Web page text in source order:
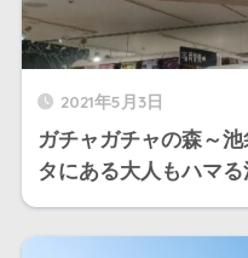
2021年5月3日
ガチャガチャの森～
タにある大人もハマ